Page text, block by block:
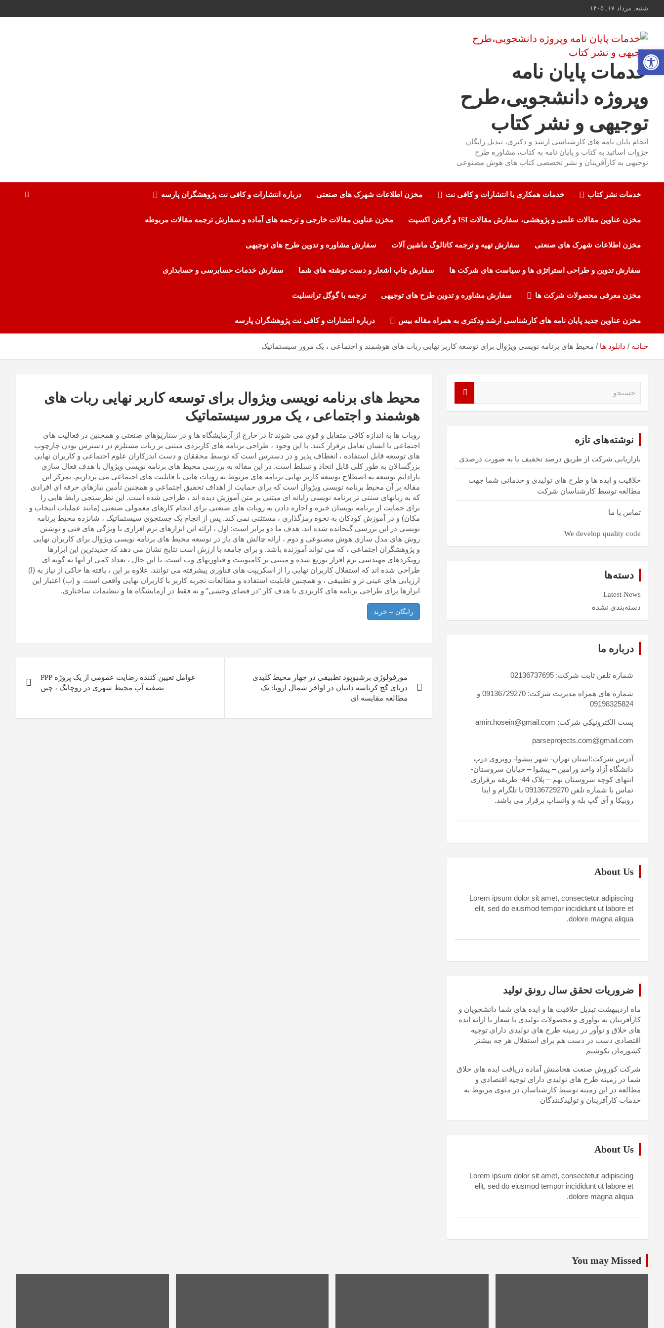
شنبه, مرداد ۱۷, ۱۴۰۵
خدمات پایان نامه
وپروژه دانشجویی،طرح
توجیهی و نشر کتاب
انجام پایان نامه های کارشناسی ارشد و دکتری، تبدیل رایگان
جزوات اساتید به کتاب و پایان نامه به کتاب، مشاوره طرح
توجیهی به کارآفرینان و نشر تخصصی کتاب های هوش مصنوعی
خدمات نشر کتاب خدمات همکاری با انتشارات و کافی نت مخزن اطلاعات شهرک های صنعتی درباره انتشارات و کافی نت پژوهشگران پارسه
مخزن عناوین مقالات علمی و پژوهشی، سفارش مقالات ISI و گرفتن اکسپت مخزن عناوین مقالات خارجی و ترجمه های آماده و سفارش ترجمه مقالات مربوطه
مخزن اطلاعات شهرک های صنعتی سفارش تهیه و ترجمه کاتالوگ ماشین آلات سفارش مشاوره و تدوین طرح های توجیهی
سفارش تدوین و طراحی استراتژی ها و سیاست های شرکت ها سفارش چاپ اشعار و دست نوشته های شما سفارش خدمات حسابرسی و حسابداری
مخزن معرفی محصولات شرکت ها سفارش مشاوره و تدوین طرح های توجیهی ترجمه با گوگل ترانسلیت
مخزن عناوین جدید پایان نامه های کارشناسی ارشد ودکتری به همراه مقاله بیس درباره انتشارات و کافی نت پژوهشگران پارسه
خـانـه دانلود ها محیط های برنامه نویسی ویژوال برای توسعه کاربر نهایی ربات های هوشمند و اجتماعی ، یک مرور سیستماتیک
محیط های برنامه نویسی ویژوال برای توسعه کاربر نهایی ربات های
هوشمند و اجتماعی ، یک مرور سیستماتیک
روبات ها به اندازه کافی متقابل و قوی می شوند تا در خارج از آزمایشگاه ها و در سناریوهای صنعتی و همچنین در فعالیت های
اجتماعی با انسان تعامل برقرار کنند. با این وجود ، طراحی برنامه های کاربردی مبتنی بر ربات مستلزم در دسترس بودن چارچوب
های توسعه قابل استفاده ، انعطاف پذیر و در دسترس است که توسط محققان و دست اندرکاران علوم اجتماعی و کاربران نهایی
بزرگسالان به طور کلی قابل اتخاذ و تسلط است. در این مقاله به بررسی محیط های برنامه نویسی ویژوال با هدف فعال سازی
پارادایم توسعه به اصطلاح توسعه کاربر نهایی برنامه های مربوط به روبات هایی با قابلیت های اجتماعی می پردازیم. تمرکز این
مقاله بر آن محیط برنامه نویسی ویژوال است که برای حمایت از اهداف تحقیق اجتماعی و همچنین تأمین نیازهای حرفه ای افرادی
که به زبانهای سنتی تر برنامه نویسی رایانه ای مبتنی بر متن آموزش دیده اند ، طراحی شده است. این نظرسنجی رابط هایی را
برای حمایت از برنامه نویسان خبره و اجازه دادن به روبات های صنعتی برای انجام کارهای معمولی صنعتی (مانند عملیات انتخاب و
مکان) و در آموزش کودکان به نحوه رمزگذاری ، مستثنی نمی کند. پس از انجام یک جستجوی سیستماتیک ، شانزده محیط برنامه
نویسی در این بررسی گنجانده شده اند. هدف ما دو برابر است: اول ، ارائه این ابزارهای نرم افزاری با ویژگی های فنی و نوشتن
روش های مدل سازی هوش مصنوعی و دوم ، ارائه چالش های باز در توسعه محیط های برنامه نویسی ویژوال برای کاربران نهایی
و پژوهشگران اجتماعی ، که می تواند آموزنده باشد. و برای جامعه با ارزش است نتایج نشان می دهد که جدیدترین این ابزارها
رویکردهای مهندسی نرم افزار توزیع شده و مبتنی بر کامپوننت و فناوریهای وب است. با این حال ، تعداد کمی از آنها به گونه ای
طراحی شده اند که استقلال کاربران نهایی را از اسکریپت های فناوری پیشرفته می توانند. علاوه بر این ، یافته ها حاکی از نیاز به (I)
ارزیابی های عینی تر و تطبیقی ​​، و همچنین قابلیت استفاده و مطالعات تجربه کاربر با کاربران نهایی واقعی است. و (ب) اعتبار این
ابزارها برای طراحی برنامه های کاربردی با هدف کار “در فضای وحشی” و نه فقط در آزمایشگاه ها و تنظیمات ساختاری.
رایگان – خرید
نوشته
مورفولوژی برشیوپود تطبیقی ​​در چهار محیط کلیدی
دریای گچ کرتاسه دانیان در اواخر شمال اروپا: یک
مطالعه مقایسه ای
عوامل تعیین کننده رضایت عمومی از یک پروژه PPP
تصفیه آب محیط شهری در زوچانگ ، چین
نوشته‌های تازه
بازاریابی شرکت از طریق درصد تخفیف یا به صورت درصدی
خلاقیت و ایده ها و طرح های تولیدی و خدماتی شما جهت
مطالعه توسط کارشناسان شرکت
تماس با ما
We develop quality code
دسته‌ها
Latest News
دسته‌بندی نشده
درباره ما
شماره تلفن ثابت شرکت: 02136737695
شماره های همراه مدیریت شرکت: 09136729270 و
09198325824
پست الکترونیکی شرکت: amin.hosein@gmail.com
parseprojects.com@gmail.com
آدرس شرکت:استان تهران- شهر پیشوا- روبروی درب
دانشگاه آزاد واحد ورامین – پیشوا – خیابان سروستان-
انتهای کوچه سروستان نهم – پلاک 44- طریقه برقراری
تماس با شماره تلفن 09136729270 با تلگرام و ایتا
روبیکا و آی گپ بله و واتساپ برقرار می باشد.
About Us
Lorem ipsum dolor sit amet, consectetur adipiscing
elit, sed do eiusmod tempor incididunt ut labore et
dolore magna aliqua.
ضروریات تحقق سال رونق تولید
ماه اردیبهشت تبدیل خلاقیت ها و ایده های شما دانشجویان و
کارآفرینان به نوآوری و محصولات تولیدی با شعار با ارائه ایده
های خلاق و نوآور در زمینه طرح های تولیدی دارای توجیه
اقتصادی دست در دست هم برای استقلال هر چه بیشتر
کشورمان بکوشیم
شرکت کوروش صنعت هخامنش آماده دریافت ایده های خلاق
شما در زمینه طرح های تولیدی دارای توجیه اقتصادی و
مطالعه در این زمینه توسط کارشناسان در منوی مربوط به
خدمات کارآفرینان و تولیدکنندگان
About Us
Lorem ipsum dolor sit amet, consectetur adipiscing
elit, sed do eiusmod tempor incididunt ut labore et
dolore magna aliqua.
You may Missed
باز کردن نوار ابزار